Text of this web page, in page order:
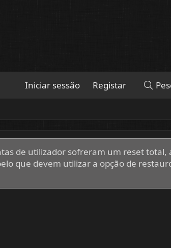
Iniciar sessão Registar
de utilizador sofreram um reset total,
que devem utilizar a opção de